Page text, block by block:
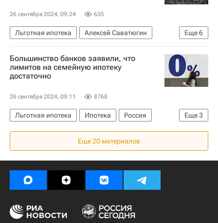
ЖКХ
Полезное – РИА Недвижимость
Город: детали – РИА Недвижимость
26 сентября 2024, 09:24 635
Еще6
Льготная ипотека
Алексей Саватюгин
Министерство финансов РФ (Минфин России)
"Дом.РФ"
Россия Ипотека
Жилье
Кредиты
Большинство банков заявили, что
лимитов на семейную ипотеку
достаточно
26 сентября 2024, 09:11 8768
Еще3
Льготная ипотека Ипотека
Россия
Альфа-банк
МТС
Новикомбанк
Еще 20 материалов